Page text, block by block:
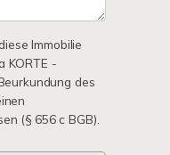
Immobilie
KORTE -
des
(§ 656 c BGB).